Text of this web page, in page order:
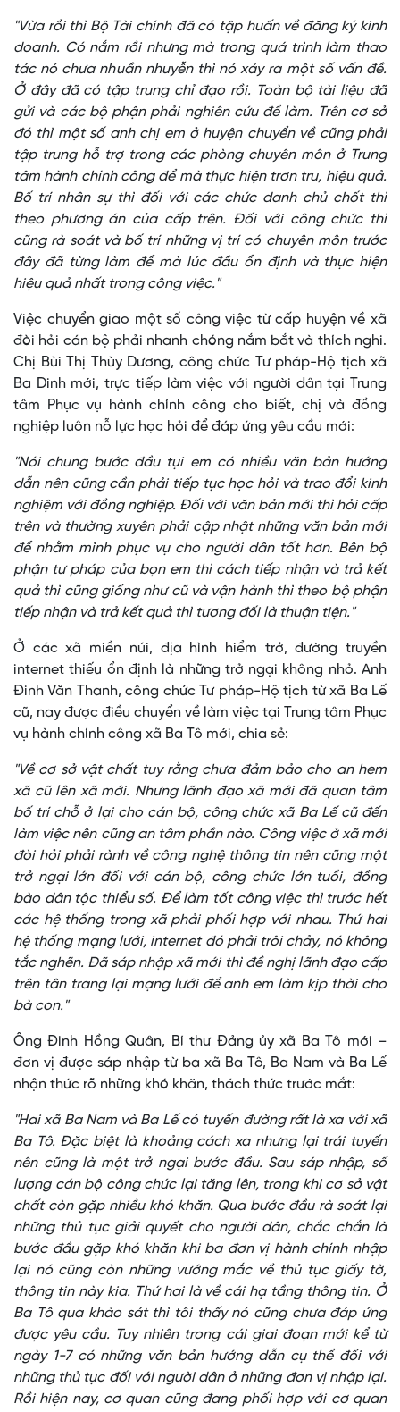
"Vừa rồi thì Bộ Tài chính đã có tập huấn về đăng ký kinh
doanh. Có nắm rồi nhưng mà trong quá trình làm thao
tác nó chưa nhuần nhuyễn thì nó xảy ra một số vấn đề.
Ở đây đã có tập trung chỉ đạo rồi. Toàn bộ tài liệu đã
gửi và các bộ phận phải nghiên cứu để làm. Trên cơ sở
đó thì một số anh chị em ở huyện chuyển về cũng phải
tập trung hỗ trợ trong các phòng chuyên môn ở Trung
tâm hành chính công để mà thực hiện trơn tru, hiệu quả.
Bố trí nhân sự thì đối với các chức danh chủ chốt thì
theo phương án của cấp trên. Đối với công chức thì
cũng rà soát và bố trí những vị trí có chuyên môn trước
đây đã từng làm để mà lúc đầu ổn định và thực hiện
hiệu quả nhất trong công việc."
Việc chuyển giao một số công việc từ cấp huyện về xã
đòi hỏi cán bộ phải nhanh chóng nắm bắt và thích nghi.
Chị Bùi Thị Thùy Dương, công chức Tư pháp-Hộ tịch xã
Ba Dinh mới, trực tiếp làm việc với người dân tại Trung
tâm Phục vụ hành chính công cho biết, chị và đồng
nghiệp luôn nỗ lực học hỏi để đáp ứng yêu cầu mới:
"Nói chung bước đầu tụi em có nhiều văn bản hướng
dẫn nên cũng cần phải tiếp tục học hỏi và trao đổi kinh
nghiệm với đồng nghiệp. Đối với văn bản mới thì hỏi cấp
trên và thường xuyên phải cập nhật những văn bản mới
để nhằm mình phục vụ cho người dân tốt hơn. Bên bộ
phận tư pháp của bọn em thì cách tiếp nhận và trả kết
quả thì cũng giống như cũ và vận hành thì theo bộ phận
tiếp nhận và trả kết quả thì tương đối là thuận tiện."
Ở các xã miền núi, địa hình hiểm trở, đường truyền
internet thiếu ổn định là những trở ngại không nhỏ. Anh
Đinh Văn Thanh, công chức Tư pháp-Hộ tịch từ xã Ba Lế
cũ, nay được điều chuyển về làm việc tại Trung tâm Phục
vụ hành chính công xã Ba Tô mới, chia sẻ:
"Về cơ sở vật chất tuy rằng chưa đảm bảo cho an hem
xã cũ lên xã mới. Nhưng lãnh đạo xã mới đã quan tâm
bố trí chỗ ở lại cho cán bộ, công chức xã Ba Lế cũ đến
làm việc nên cũng an tâm phần nào. Công việc ở xã mới
đòi hỏi phải rành về công nghệ thông tin nên cũng một
trở ngại lớn đối với cán bộ, công chức lớn tuổi, đồng
bào dân tộc thiểu số. Để làm tốt công việc thì trước hết
các hệ thống trong xã phải phối hợp với nhau. Thứ hai
hệ thống mạng lưới, internet đó phải trôi chảy, nó không
tắc nghẽn. Đã sáp nhập xã mới thì đề nghị lãnh đạo cấp
trên tân trang lại mạng lưới để anh em làm kịp thời cho
bà con."
Ông Đinh Hồng Quân, Bí thư Đảng ủy xã Ba Tô mới –
đơn vị được sáp nhập từ ba xã Ba Tô, Ba Nam và Ba Lế
nhận thức rõ những khó khăn, thách thức trước mắt:
"Hai xã Ba Nam và Ba Lế có tuyến đường rất là xa với xã
Ba Tô. Đặc biệt là khoảng cách xa nhưng lại trái tuyến
nên cũng là một trở ngại bước đầu. Sau sáp nhập, số
lượng cán bộ công chức lại tăng lên, trong khi cơ sở vật
chất còn gặp nhiều khó khăn. Qua bước đầu rà soát lại
những thủ tục giải quyết cho người dân, chắc chắn là
bước đầu gặp khó khăn khi ba đơn vị hành chính nhập
lại nó cũng còn những vướng mắc về thủ tục giấy tờ,
thông tin này kia. Thứ hai là về cái hạ tầng thông tin. Ở
Ba Tô qua khảo sát thì tôi thấy nó cũng chưa đáp ứng
được yêu cầu. Tuy nhiên trong cái giai đoạn mới kể từ
ngày 1-7 có những văn bản hướng dẫn cụ thể đối với
những thủ tục đối với người dân ở những đơn vị nhập lại.
Rồi hiện nay, cơ quan cũng đang phối hợp với cơ quan